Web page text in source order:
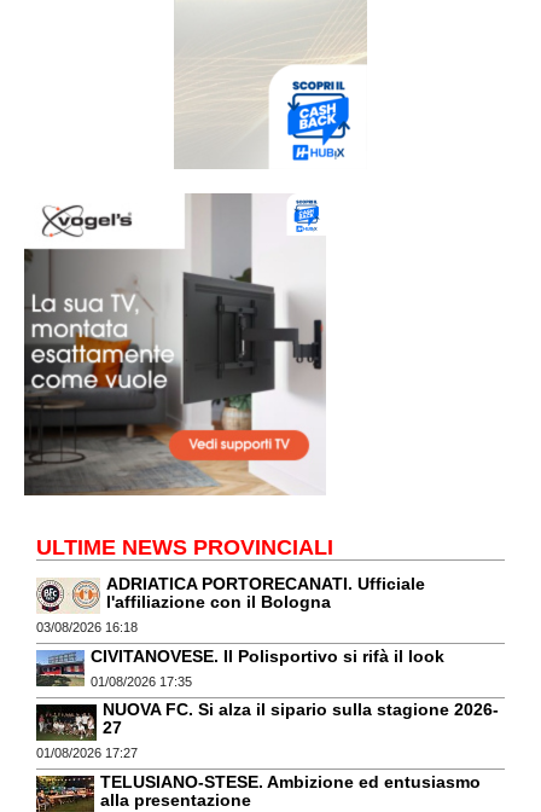
ULTIME NEWS PROVINCIALI
ADRIATICA PORTORECANATI. Ufficiale
l'affiliazione con il Bologna
03/08/2026 16:18
CIVITANOVESE. Il Polisportivo si rifà il look
01/08/2026 17:35
NUOVA FC. Si alza il sipario sulla stagione 2026-
27
01/08/2026 17:27
TELUSIANO-STESE. Ambizione ed entusiasmo
alla presentazione